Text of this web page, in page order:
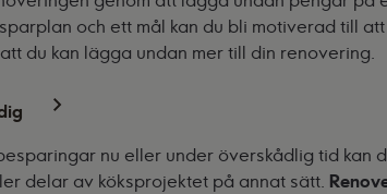
och ett mål kan du bli motiverad till
du kan lägga undan mer till din renovering.
nu eller under överskådlig tid kan
delar av köksprojektet på annat sätt.